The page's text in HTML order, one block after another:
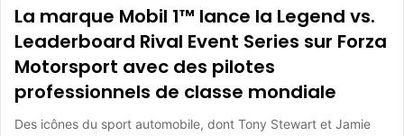
La marque Mobil 1™ lance la Legend vs.
Leaderboard Rival Event Series sur Forza
Motorsport avec des pilotes
professionnels de classe mondiale
Des icônes du sport automobile, dont Tony Stewart et Jamie